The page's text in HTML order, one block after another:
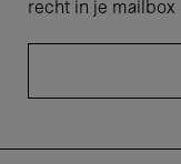
recht in je mailbox